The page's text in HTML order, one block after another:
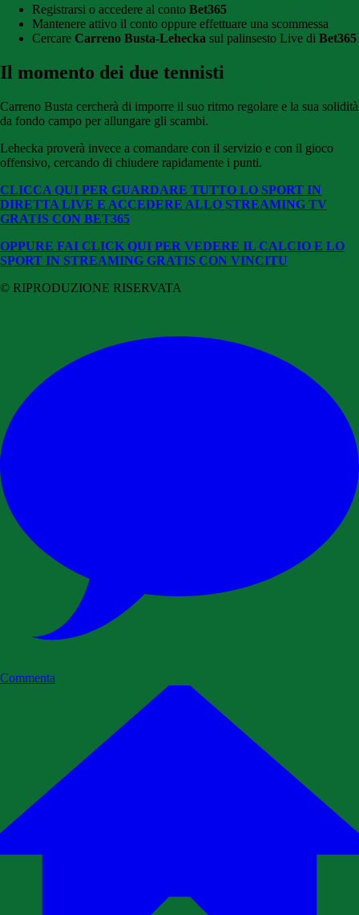
Registrarsi o accedere al conto Bet365
Mantenere attivo il conto oppure effettuare una scommessa
Cercare Carreno Busta-Lehecka sul palinsesto Live di Bet365
Il momento dei due tennisti
Carreno Busta cercherà di imporre il suo ritmo regolare e la sua solidità
da fondo campo per allungare gli scambi.
Lehecka proverà invece a comandare con il servizio e con il gioco
offensivo, cercando di chiudere rapidamente i punti.
CLICCA QUI PER GUARDARE TUTTO LO SPORT IN
DIRETTA LIVE E ACCEDERE ALLO STREAMING TV
GRATIS CON BET365
OPPURE FAI CLICK QUI PER VEDERE IL CALCIO E LO
SPORT IN STREAMING GRATIS CON VINCITU
© RIPRODUZIONE RISERVATA
Commenta